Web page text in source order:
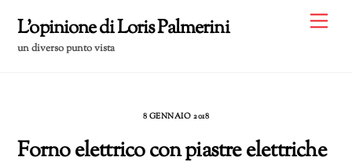
content
L'opinione di Loris Palmerini
un diverso punto vista
8 GENNAIO 2018
Forno elettrico con piastre elettriche